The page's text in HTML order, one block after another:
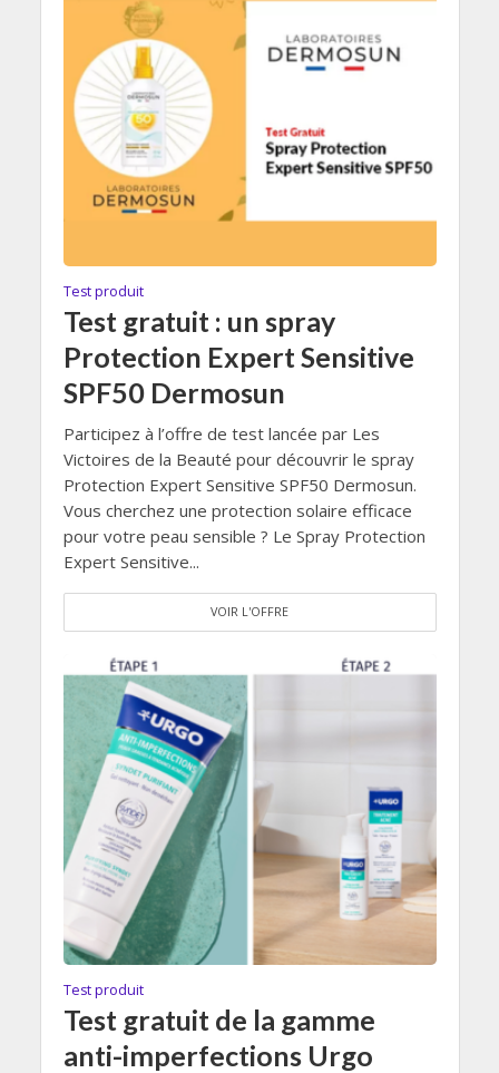
Test produit
Test gratuit : un spray
Protection Expert Sensitive
SPF50 Dermosun
Participez à l’offre de test lancée par Les
Victoires de la Beauté pour découvrir le spray
Protection Expert Sensitive SPF50 Dermosun.
Vous cherchez une protection solaire efficace
pour votre peau sensible ? Le Spray Protection
Expert Sensitive...
VOIR L'OFFRE
Test produit
Test gratuit de la gamme
anti-imperfections Urgo